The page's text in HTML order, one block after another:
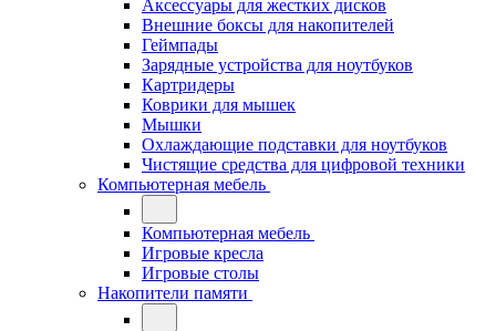
Аксессуары для жестких дисков
Внешние боксы для накопителей
Геймпады
Зарядные устройства для ноутбуков
Картридеры
Коврики для мышек
Мышки
Охлаждающие подставки для ноутбуков
Чистящие средства для цифровой техники
Компьютерная мебель
Компьютерная мебель
Игровые кресла
Игровые столы
Накопители памяти